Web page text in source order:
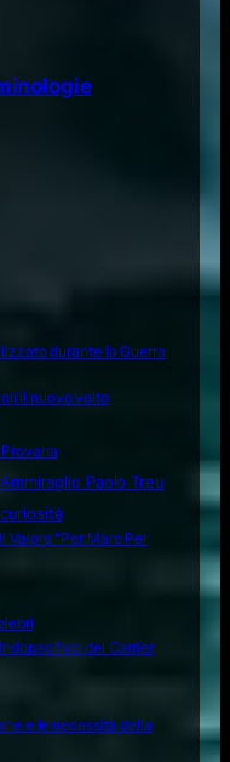
durante la Guerra
il nuovo volto
Ammiraglio Paolo Treu
Valore "Per Mare Per
del Carrier
e le necessità della